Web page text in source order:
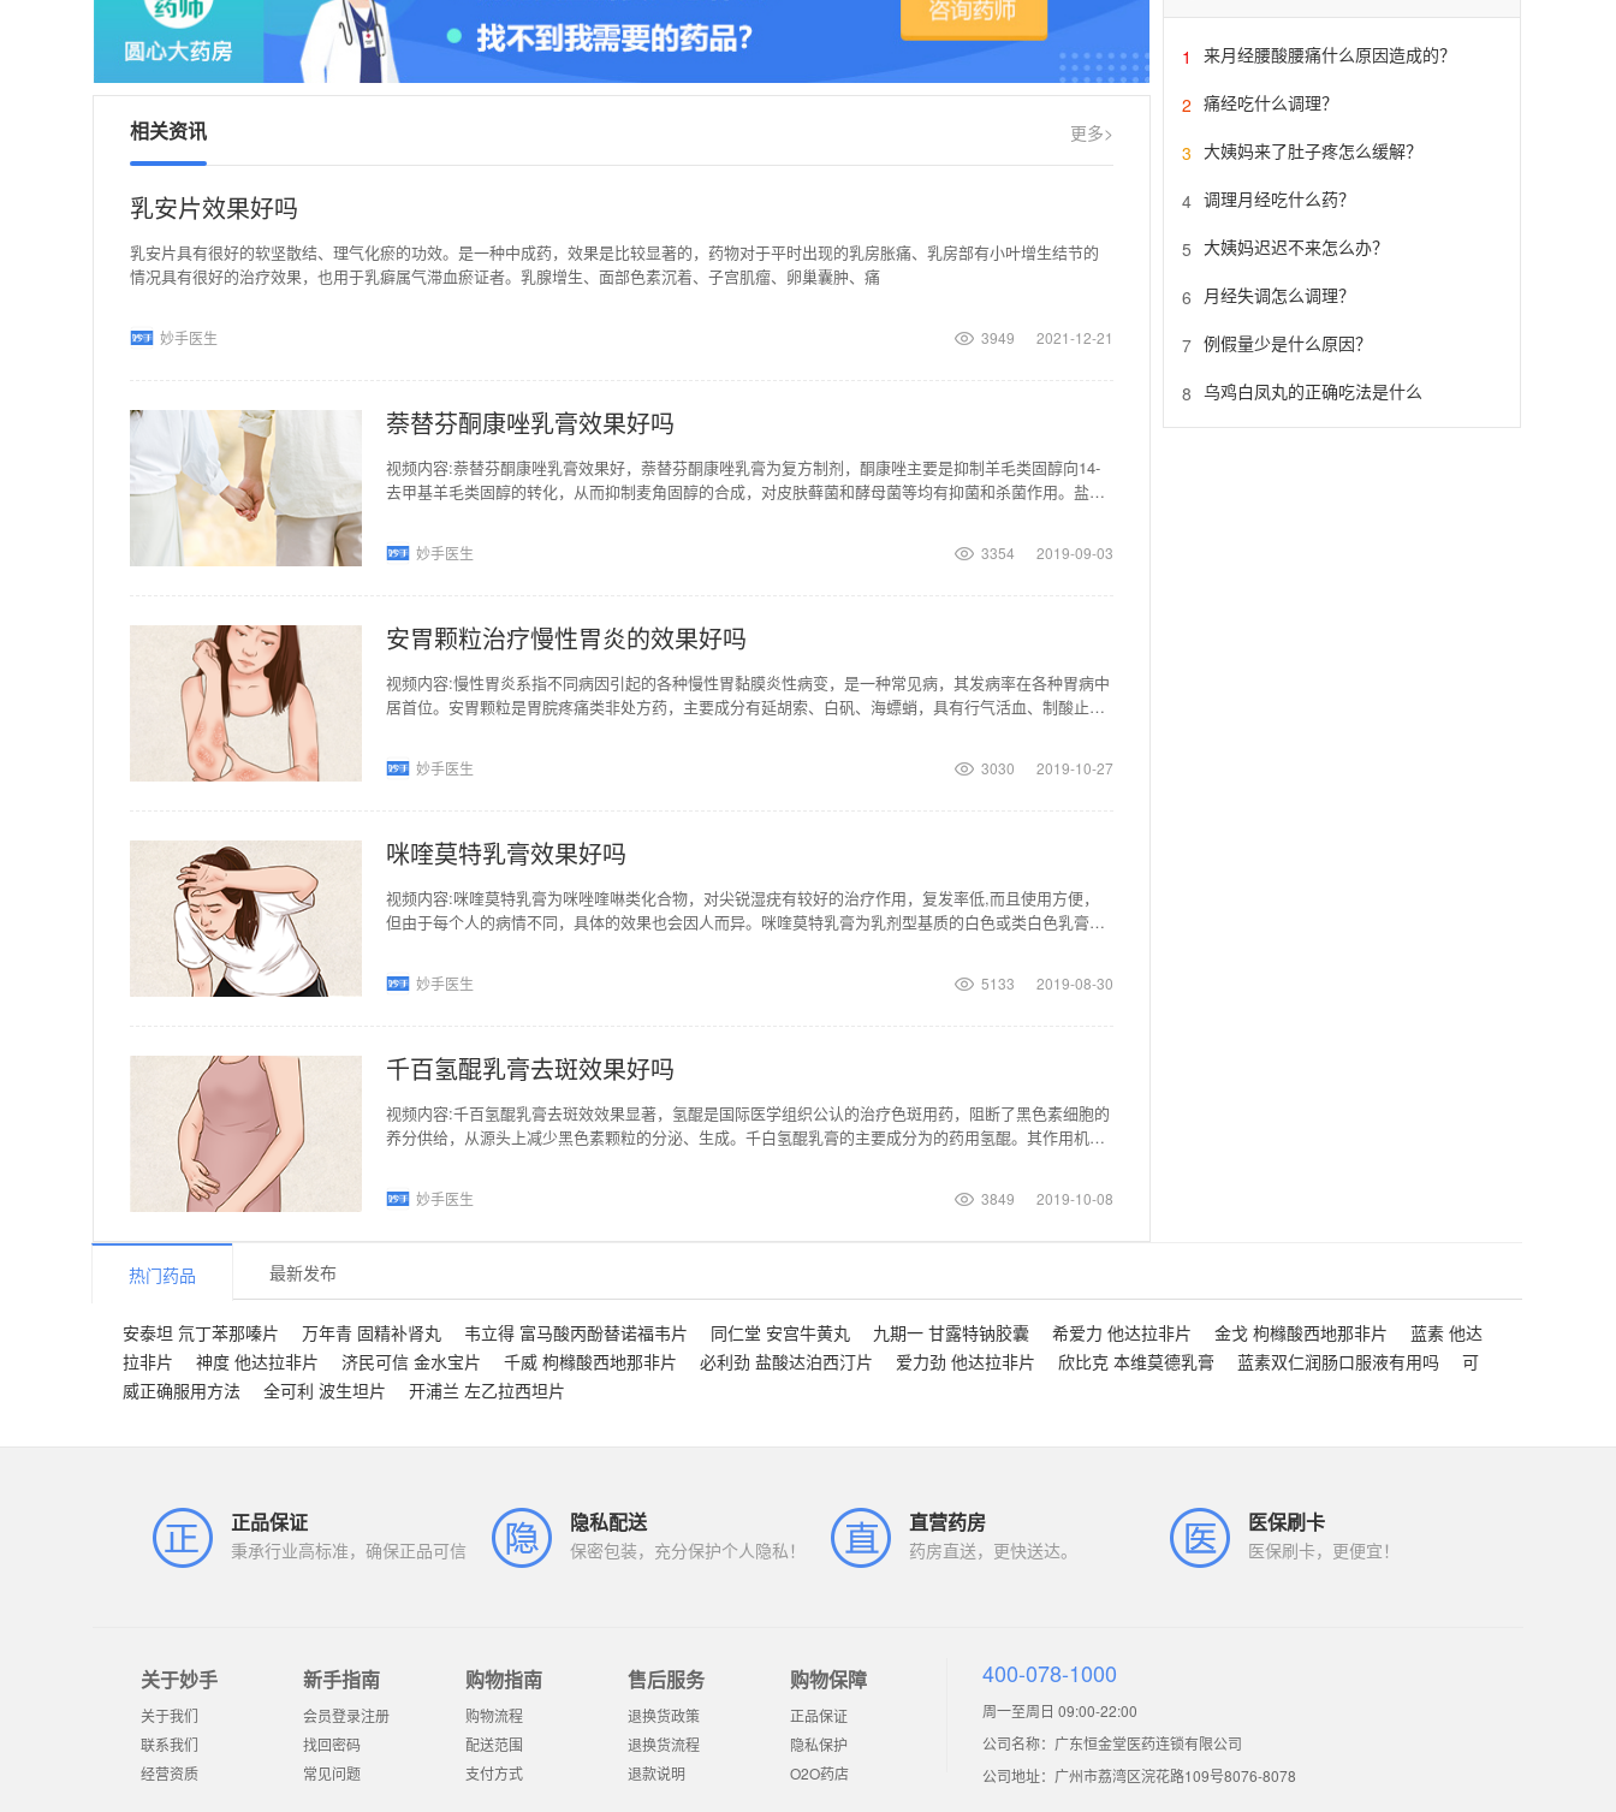
相关资讯 更多>
乳安片效果好吗
乳安片具有很好的软坚散结、理气化瘀的功效。是一种中成药，效果是比较显著的，药物对于平时出现的乳房胀痛、乳房部有小叶增生结节的
情况具有很好的治疗效果，也用于乳癖属气滞血瘀证者。乳腺增生、面部色素沉着、子宫肌瘤、卵巢囊肿、痛
妙手医生 3949 2021-12-21
萘替芬酮康唑乳膏效果好吗
视频内容:萘替芬酮康唑乳膏效果好，萘替芬酮康唑乳膏为复方制剂，酮康唑主要是抑制羊毛类固醇向14-
去甲基羊毛类固醇的转化，从而抑制麦角固醇的合成，对皮肤藓菌和酵母菌等均有抑菌和杀菌作用。盐酸
妙手医生 3354 2019-09-03
安胃颗粒治疗慢性胃炎的效果好吗
视频内容:慢性胃炎系指不同病因引起的各种慢性胃黏膜炎性病变，是一种常见病，其发病率在各种胃病中
居首位。安胃颗粒是胃脘疼痛类非处方药，主要成分有延胡索、白矾、海螵蛸，具有行气活血、制酸止痛
妙手医生 3030 2019-10-27
咪喹莫特乳膏效果好吗
视频内容:咪喹莫特乳膏为咪唑喹啉类化合物，对尖锐湿疣有较好的治疗作用，复发率低,而且使用方便，
但由于每个人的病情不同，具体的效果也会因人而异。咪喹莫特乳膏为乳剂型基质的白色或类白色乳膏，
妙手医生 5133 2019-08-30
千百氢醌乳膏去斑效果好吗
视频内容:千百氢醌乳膏去斑效效果显著，氢醌是国际医学组织公认的治疗色斑用药，阻断了黑色素细胞的
养分供给，从源头上减少黑色素颗粒的分泌、生成。千白氢醌乳膏的主要成分为的药用氢醌。其作用机制
妙手医生 3849 2019-10-08
1 来月经腰酸腰痛什么原因造成的？
2 痛经吃什么调理？
3 大姨妈来了肚子疼怎么缓解？
4 调理月经吃什么药？
5 大姨妈迟迟不来怎么办？
6 月经失调怎么调理？
7 例假量少是什么原因？
8 乌鸡白凤丸的正确吃法是什么
热门药品 最新发布
安泰坦 氘丁苯那嗪片 万年青 固精补肾丸 韦立得 富马酸丙酚替诺福韦片 同仁堂 安宫牛黄丸 九期一 甘露特钠胶囊 希爱力 他达拉非片 金戈 枸橼酸西地那非片
蓝素 他达
拉非片
神度 他达拉非片 济民可信 金水宝片 千威 枸橼酸西地那非片 必利劲 盐酸达泊西汀片 爱力劲 他达拉非片 欣比克 本维莫德乳膏 蓝素双仁润肠口服液有用吗
可
威正确服用方法
全可利 波生坦片 开浦兰 左乙拉西坦片
正品保证
秉承行业高标准，确保正品可信
隐私配送
保密包装，充分保护个人隐私！
直营药房
药房直送，更快送达。
医保刷卡
医保刷卡，更便宜！
关于妙手
关于我们
联系我们
经营资质
新手指南
会员登录注册
找回密码
常见问题
购物指南
购物流程
配送范围
支付方式
售后服务
退换货政策
退换货流程
退款说明
购物保障
正品保证
隐私保护
O2O药店
400-078-1000
周一至周日 09:00-22:00
公司名称：广东恒金堂医药连锁有限公司
公司地址：广州市荔湾区浣花路109号8076-8078